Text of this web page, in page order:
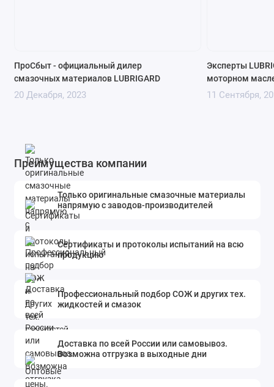
ПроСбыт - официальный дилер
смазочных материалов LUBRIGARD
20 Декабря, 2023
Эксперты
моторном
11 Сентября,
Преимущества компании
Только оригинальные смазочные материалы
напрямую с заводов-производителей
Сертификаты и протоколы испытаний на всю
продукцию
Профессиональный подбор СОЖ и других тех.
жидкостей и смазок
Доставка по всей России или самовывоз.
Возможна отгрузка в выходные дни